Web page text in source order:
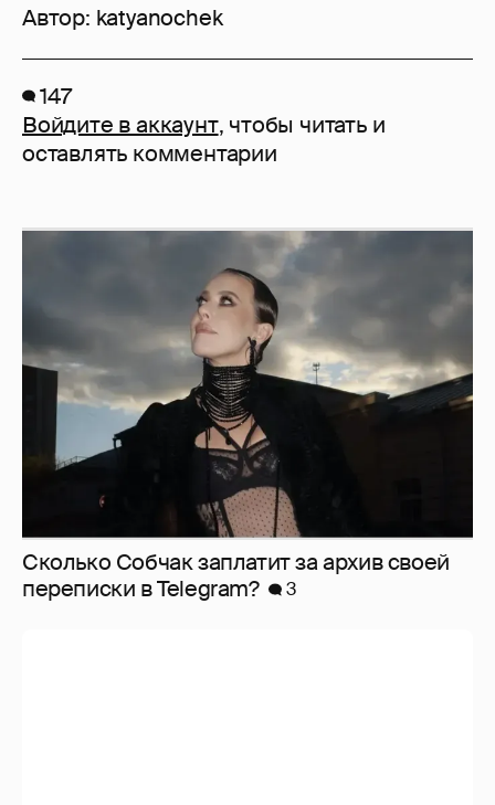
Автор: katyanochek
147
Войдите в аккаунт, чтобы читать и
оставлять комментарии
Сколько Собчак заплатит за архив своей
перeписки в Telegram?
3